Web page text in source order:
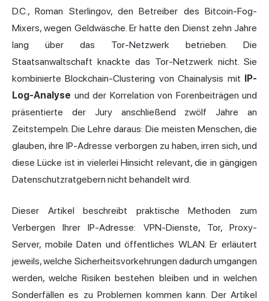
D.C., Roman Sterlingov, den Betreiber des Bitcoin-Fog-
Mixers, wegen Geldwäsche. Er hatte den Dienst zehn Jahre
lang über das Tor-Netzwerk betrieben. Die
Staatsanwaltschaft knackte das Tor-Netzwerk nicht. Sie
kombinierte Blockchain-Clustering von Chainalysis mit IP-
Log-Analyse und der Korrelation von Forenbeiträgen und
präsentierte der Jury anschließend zwölf Jahre an
Zeitstempeln. Die Lehre daraus: Die meisten Menschen, die
glauben, ihre IP-Adresse verborgen zu haben, irren sich, und
diese Lücke ist in vielerlei Hinsicht relevant, die in gängigen
Datenschutzratgebern nicht behandelt wird.
Dieser Artikel beschreibt praktische Methoden zum
Verbergen Ihrer IP-Adresse: VPN-Dienste, Tor, Proxy-
Server, mobile Daten und öffentliches WLAN. Er erläutert
jeweils, welche Sicherheitsvorkehrungen dadurch umgangen
werden, welche Risiken bestehen bleiben und in welchen
Sonderfällen es zu Problemen kommen kann. Der Artikel